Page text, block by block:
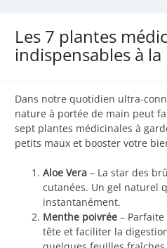
Les 7 plantes
indispensables à la
Dans notre quotidien ultra-
nature à portée de main peut
sept plantes médicinales à
petits maux et booster votre
Aloe Vera – La star des
cutanées. Un gel naturel
instantanément.
Menthe poivrée –
tête et faciliter la